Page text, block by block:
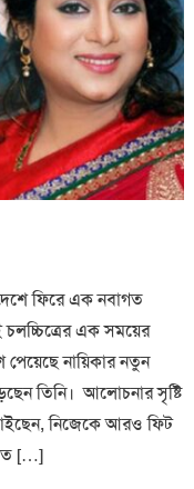
ফিরে এক নবাগত
এক সময়ের
পেয়েছে নায়িকার নতুন
তিনি। আলোচনার সৃষ্টি
নিজেকে আরও ফিট
[…]